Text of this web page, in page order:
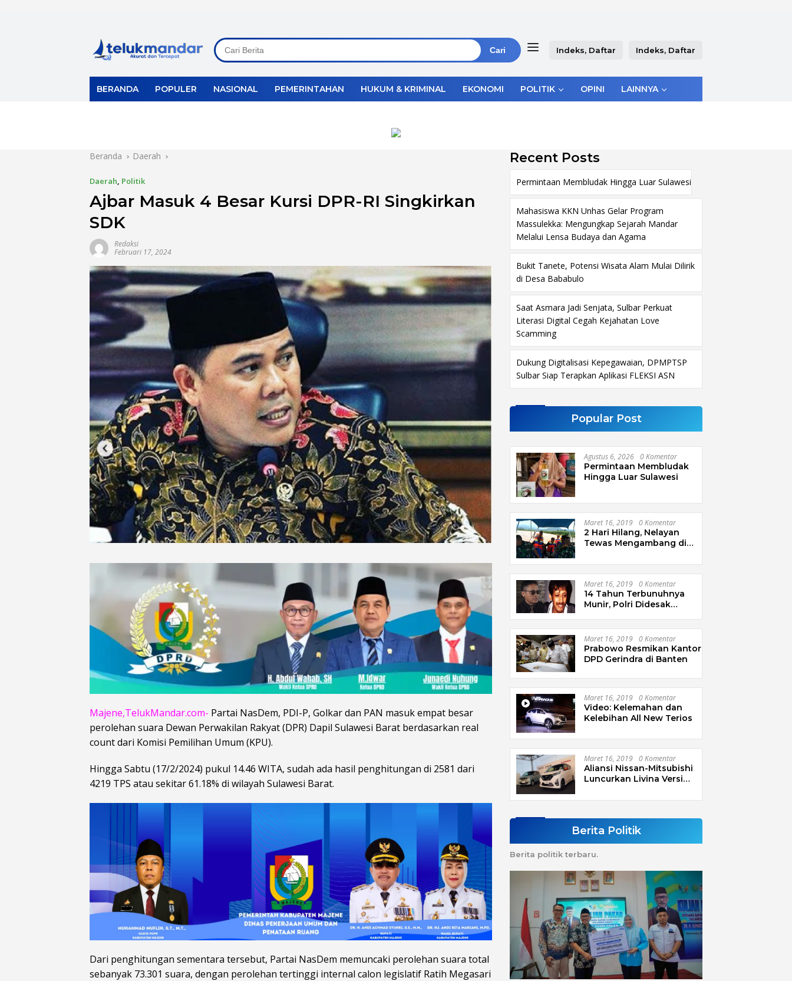
Cari Indeks, Daftar Indeks, Daftar
BERANDA POPULER NASIONAL PEMERINTAHAN HUKUM & KRIMINAL EKONOMI POLITIK OPINI LAINNYA
Beranda Daerah
Daerah, Politik
Ajbar Masuk 4 Besar Kursi DPR-RI Singkirkan
SDK
Redaksi
Februari 17, 2024
Majene,TelukMandar.com- Partai NasDem, PDI-P, Golkar dan PAN masuk empat besar
perolehan suara Dewan Perwakilan Rakyat (DPR) Dapil Sulawesi Barat berdasarkan real
count dari Komisi Pemilihan Umum (KPU).
Hingga Sabtu (17/2/2024) pukul 14.46 WITA, sudah ada hasil penghitungan di 2581 dari
4219 TPS atau sekitar 61.18% di wilayah Sulawesi Barat.
Dari penghitungan sementara tersebut, Partai NasDem memuncaki perolehan suara total
sebanyak 73.301 suara, dengan perolehan tertinggi internal calon legislatif Ratih Megasari
Recent Posts
Permintaan Membludak Hingga Luar Sulawesi
Mahasiswa KKN Unhas Gelar Program
Massulekka: Mengungkap Sejarah Mandar
Melalui Lensa Budaya dan Agama
Bukit Tanete, Potensi Wisata Alam Mulai Dilirik
di Desa Bababulo
Saat Asmara Jadi Senjata, Sulbar Perkuat
Literasi Digital Cegah Kejahatan Love
Scamming
Dukung Digitalisasi Kepegawaian, DPMPTSP
Sulbar Siap Terapkan Aplikasi FLEKSI ASN
Popular Post
Agustus 6, 2026 0 Komentar
Permintaan Membludak
Hingga Luar Sulawesi
Maret 16, 2019 0 Komentar
2 Hari Hilang, Nelayan
Tewas Mengambang di
Maret 16, 2019 0 Komentar
14 Tahun Terbunuhnya
Munir, Polri Didesak
Maret 16, 2019 0 Komentar
Prabowo Resmikan Kantor
DPD Gerindra di Banten
Maret 16, 2019 0 Komentar
Video: Kelemahan dan
Kelebihan All New Terios
Maret 16, 2019 0 Komentar
Aliansi Nissan-Mitsubishi
Luncurkan Livina Versi
Berita Politik
Berita politik terbaru.